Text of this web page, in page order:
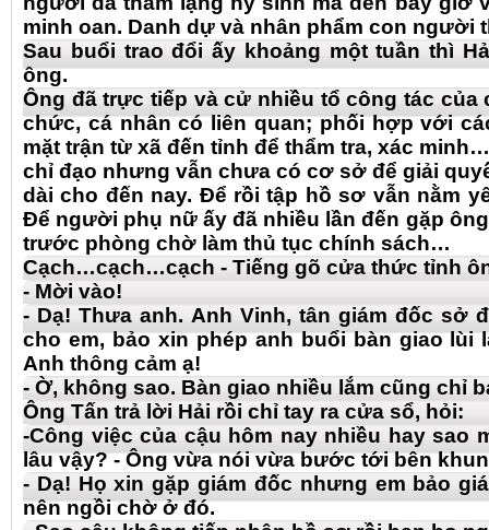
minh oan. Danh dự và nhân phẩm con
Sau buổi trao đổi ấy khoảng một tuần thì
ông.
Ông đã trực tiếp và cử nhiều tổ công tác
chức, cá nhân có liên quan; phối hợp với
mặt trận từ xã đến tỉnh để thẩm tra, xác
chỉ đạo nhưng vẫn chưa có cơ sở để giải
dài cho đến nay. Để rồi tập hồ sơ vẫn nằm
Để người phụ nữ ấy đã nhiều lần đến gặp
trước phòng chờ làm thủ tục chính sách…
Cạch…cạch…cạch - Tiếng gõ cửa thức tỉnh
- Mời vào!
- Dạ! Thưa anh. Anh Vinh, tân giám đốc sở
cho em, bảo xin phép anh buổi bàn giao
Anh thông cảm ạ!
- Ờ, không sao. Bàn giao nhiều lắm cũng chỉ
Ông Tấn trả lời Hải rồi chỉ tay ra cửa sổ, hỏi:
-Công việc của cậu hôm nay nhiều hay sao
lâu vậy? - Ông vừa nói vừa bước tới bên
- Dạ! Họ xin gặp giám đốc nhưng em bảo
nên ngồi chờ ở đó.